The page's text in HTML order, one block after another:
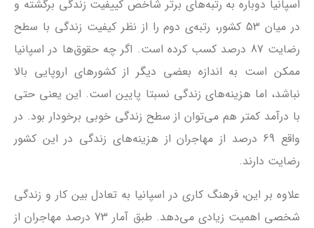
اسپانیا دوباره به رتبه‌های برتر شاخص کییفیت زندگی برگشته و
در میان 53 کشور، رتبه‌ی دوم را از نظر کیفیت زندگی با سطح
رضایت 87 درصد کسب کرده است. اگر چه حقوق‌ها در اسپانیا
ممکن است به اندازه بعضی دیگر از کشورهای اروپایی بالا
نباشد، اما هزینه‌های زندگی نسبتا پایین است. این یعنی حتی
با درآمد کمتر هم می‌توان از سطح زندگی خوبی برخودار بود. در
واقع 69 درصد از مهاجران از هزینه‌های زندگی در این کشور
رضایت دارند.
علاوه بر این، فرهنگ کاری در اسپانیا به تعادل بین کار و زندگی
شخصی اهمیت زیادی می‌دهد. طبق آمار 73 درصد مهاجران از